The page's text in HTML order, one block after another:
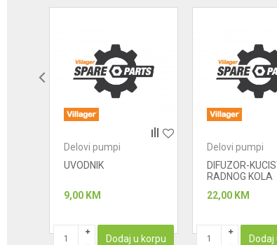
Delovi pumpi
UVODNIK
9,00 KM
Dodaj u korpu
Delovi pumpi
DIFUZOR-
RADNOG KOLA
22,00 KM
Dodaj